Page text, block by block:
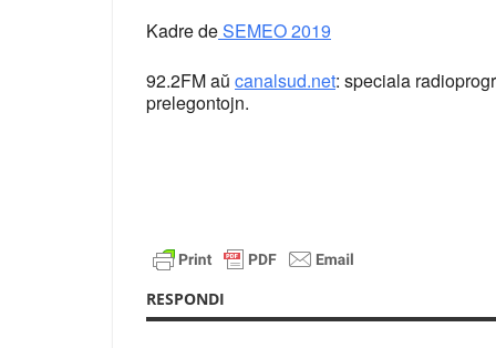
Kadre deSEMEO 2019
92.2FM aŭ canalsud.net: speciala
prelegontojn.
RESPONDI